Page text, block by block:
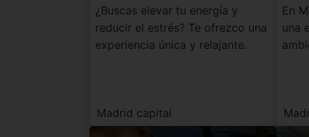
¿Buscas elevar tu energía y
reducir el estrés? Te ofrezco una
experiencia única y relajante.
Madrid capital
En
una